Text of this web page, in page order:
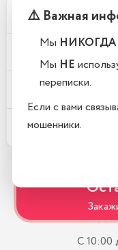
Телефоны новые
Почему у вас
Где находится Ваш
Какой срок
С 10:00
⚠️ Важная
Мы НИКОГДА
Мы НЕ
переписки.
Если с вами
мошенники.